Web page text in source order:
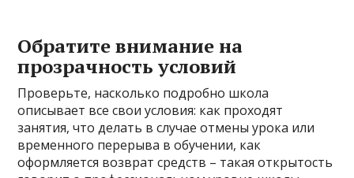
Обратите внимание на
прозрачность условий
Проверьте, насколько подробно школа
описывает все свои условия: как проходят
занятия, что делать в случае отмены урока или
временного перерыва в обучении, как
оформляется возврат средств – такая открытость